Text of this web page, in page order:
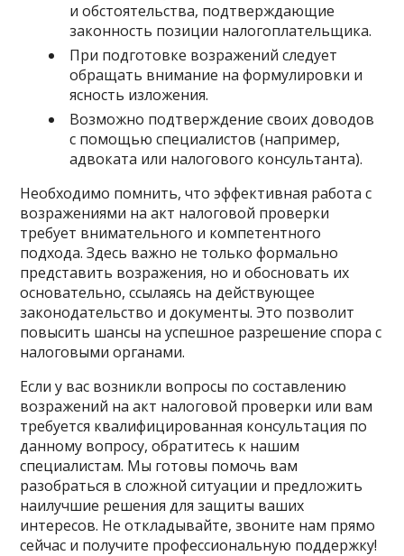
и обстоятельства, подтверждающие
законность позиции налогоплательщика.
При подготовке возражений следует
обращать внимание на формулировки и
ясность изложения.
Возможно подтверждение своих доводов
с помощью специалистов (например,
адвоката или налогового консультанта).
Необходимо помнить, что эффективная работа с
возражениями на акт налоговой проверки
требует внимательного и компетентного
подхода. Здесь важно не только формально
представить возражения, но и обосновать их
основательно, ссылаясь на действующее
законодательство и документы. Это позволит
повысить шансы на успешное разрешение спора с
налоговыми органами.
Если у вас возникли вопросы по составлению
возражений на акт налоговой проверки или вам
требуется квалифицированная консультация по
данному вопросу, обратитесь к нашим
специалистам. Мы готовы помочь вам
разобраться в сложной ситуации и предложить
наилучшие решения для защиты ваших
интересов. Не откладывайте, звоните нам прямо
сейчас и получите профессиональную поддержку!